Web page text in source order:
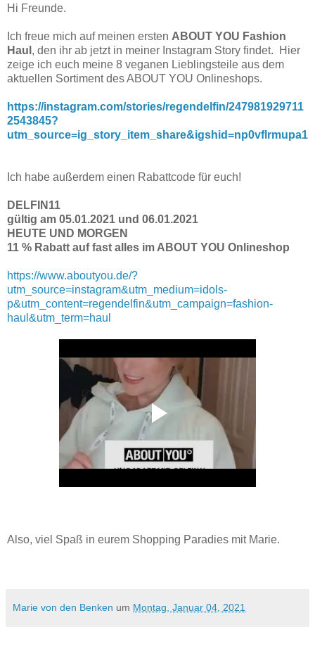
Hi Freunde.
Ich freue mich auf meinen ersten ABOUT YOU Fashion
Haul , den ihr ab jetzt in meiner Instagram Story findet. Hier
zeige ich euch meine 8 veganen Lieblingsteile aus dem
aktuellen Sortiment des ABOUT YOU Onlineshops.
https://instagram.com/stories/regendelfin/247981929711
2543845?
utm_source=ig_story_item_share&igshid=np0vflrmupa1
Ich habe außerdem einen Rabattcode für euch!
DELFIN11
gültig am 05.01.2021 und 06.01.2021
HEUTE UND MORGEN
11 % Rabatt auf fast alles im ABOUT YOU Onlineshop
https://www.aboutyou.de/?
utm_source=instagram&utm_medium=idols-
p&utm_content=regendelfin&utm_campaign=fashion-
haul&utm_term=haul
Also, viel Spaß in eurem Shopping Paradies mit Marie.
Marie von den Benken um Montag, Januar 04, 2021